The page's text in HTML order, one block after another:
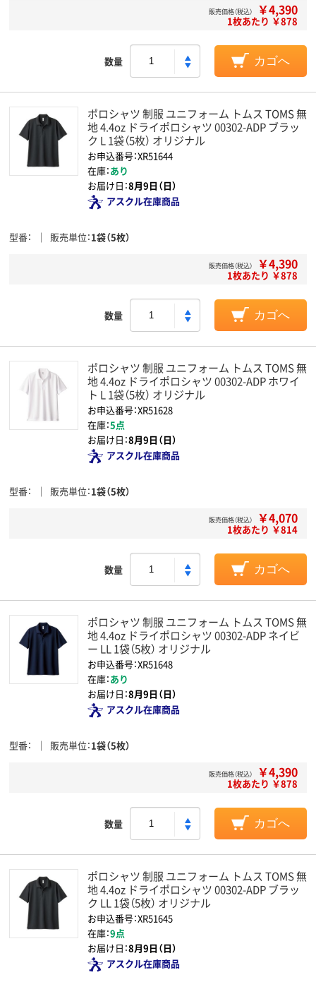
販売価格（税込） ￥4,390
1枚あたり ￥878
数量 カゴへ
ポロシャツ 制服 ユニフォーム トムス TOMS 無
地 4.4oz ドライポロシャツ 00302-ADP ブラッ
ク L 1袋（5枚） オリジナル
お申込番号：XR51644
在庫：あり
お届け日：8月9日（日）
アスクル在庫商品
型番 販売単位 1袋（5枚）
販売価格（税込） ￥4,390
1枚あたり ￥878
数量 カゴへ
ポロシャツ 制服 ユニフォーム トムス TOMS 無
地 4.4oz ドライポロシャツ 00302-ADP ホワイ
ト L 1袋（5枚） オリジナル
お申込番号：XR51628
在庫：5点
お届け日：8月9日（日）
アスクル在庫商品
型番 販売単位 1袋（5枚）
販売価格（税込） ￥4,070
1枚あたり ￥814
数量 カゴへ
ポロシャツ 制服 ユニフォーム トムス TOMS 無
地 4.4oz ドライポロシャツ 00302-ADP ネイビ
ー LL 1袋（5枚） オリジナル
お申込番号：XR51648
在庫：あり
お届け日：8月9日（日）
アスクル在庫商品
型番 販売単位 1袋（5枚）
販売価格（税込） ￥4,390
1枚あたり ￥878
数量 カゴへ
ポロシャツ 制服 ユニフォーム トムス TOMS 無
地 4.4oz ドライポロシャツ 00302-ADP ブラッ
ク LL 1袋（5枚） オリジナル
お申込番号：XR51645
在庫：9点
お届け日：8月9日（日）
アスクル在庫商品